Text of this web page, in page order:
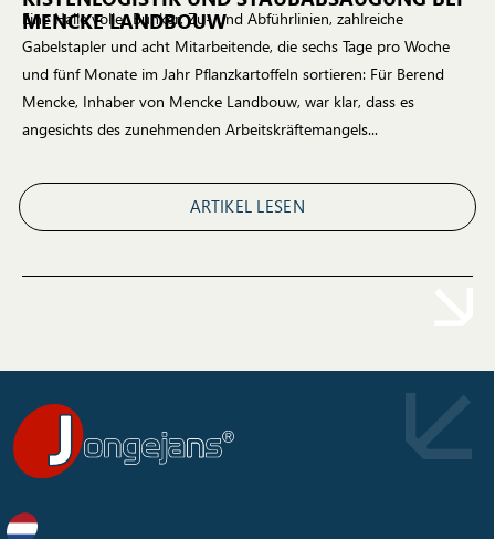
MENCKE LANDBOUW
Eine Halle voller Bunker, Zu- und Abführlinien, zahlreiche
Gabelstapler und acht Mitarbeitende, die sechs Tage pro Woche
und fünf Monate im Jahr Pflanzkartoffeln sortieren: Für Berend
Mencke, Inhaber von Mencke Landbouw, war klar, dass es
angesichts des zunehmenden Arbeitskräftemangels...
ARTIKEL LESEN